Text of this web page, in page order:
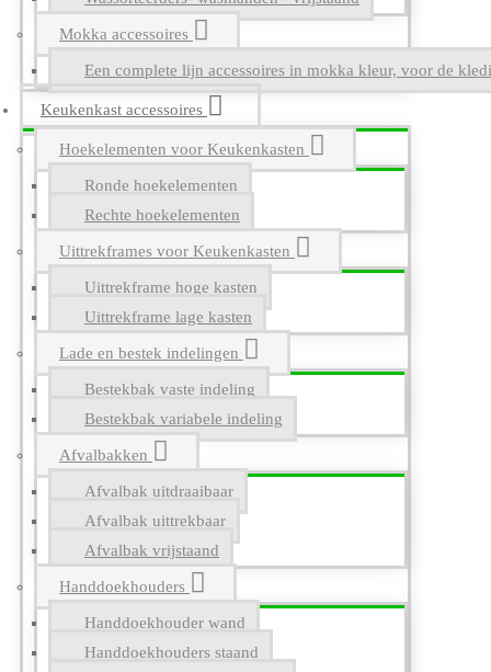
Mokka accessoires
Een complete lijn accessoires in mokka kleur, voor de
Keukenkast accessoires
Hoekelementen voor Keukenkasten
Ronde hoekelementen
Rechte hoekelementen
Uittrekframes voor Keukenkasten
Uittrekframe hoge kasten
Uittrekframe lage kasten
Lade en bestek indelingen
Bestekbak vaste indeling
Bestekbak variabele indeling
Afvalbakken
Afvalbak uitdraaibaar
Afvalbak uittrekbaar
Afvalbak vrijstaand
Handdoekhouders
Handdoekhouder wand
Handdoekhouders staand